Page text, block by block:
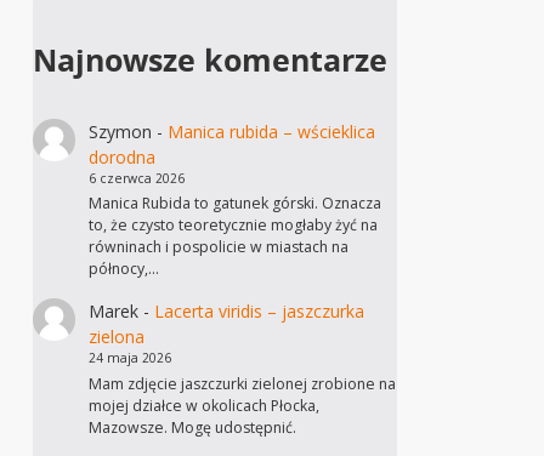
Najnowsze komentarze
Szymon - Manica rubida – wścieklica
dorodna
6 czerwca 2026
Manica Rubida to gatunek górski. Oznacza
to, że czysto teoretycznie mogłaby żyć na
równinach i pospolicie w miastach na
północy,…
Marek- Lacerta viridis – jaszczurka
zielona
24 maja 2026
Mam zdjęcie jaszczurki zielonej zrobione na
mojej działce w okolicach Płocka,
Mazowsze. Mogę udostępnić.